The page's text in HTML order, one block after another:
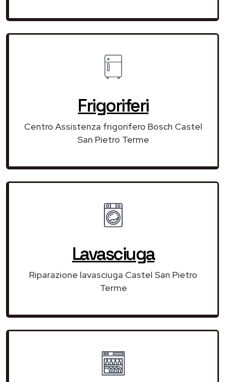
Frigoriferi
Centro Assistenza frigorifero Bosch Castel
San Pietro Terme
Lavasciuga
Riparazione lavasciuga Castel San Pietro
Terme